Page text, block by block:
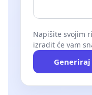
Napišite svojim
izradit će vam